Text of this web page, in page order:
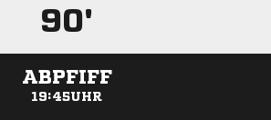
90'
ABPFIFF
19:45UHR